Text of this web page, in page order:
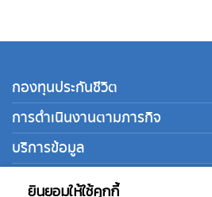
ยินยอมให้ใช้คุกกี้
กองทุนประกันชีวิต
การดำเนินงานตามภารกิจ
บริการข้อมูล